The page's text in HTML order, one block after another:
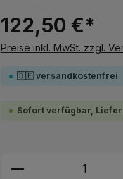
122,50 €*
Preise inkl. MwSt. zzgl.
🇩🇪 versandkostenfrei
Sofort verfügbar,
Produkt